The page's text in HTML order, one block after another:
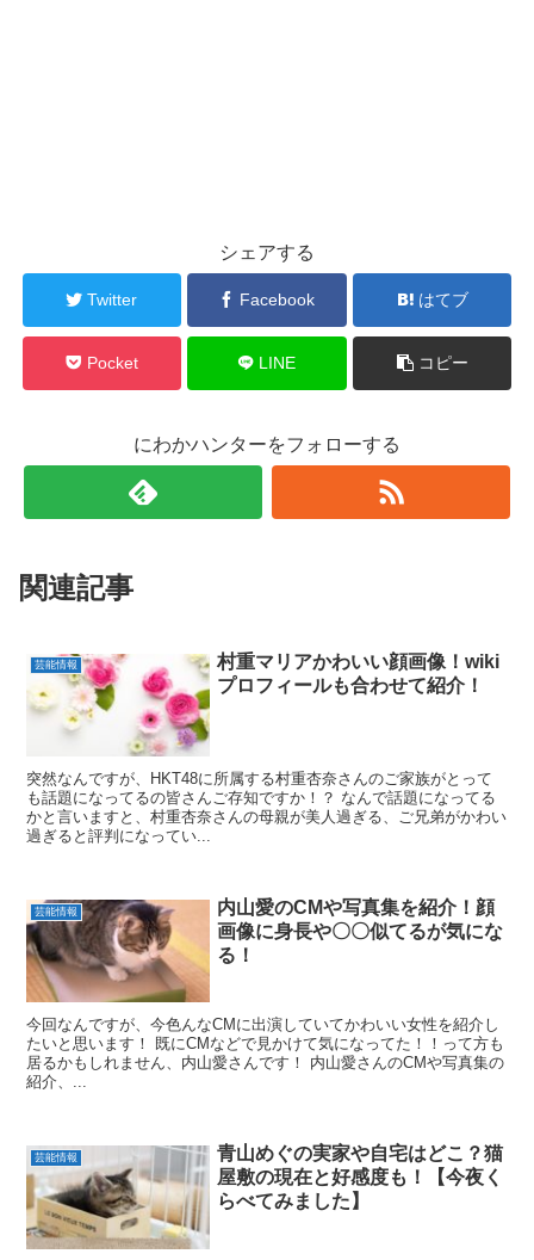
シェアする
Twitter Facebook はてブ
Pocket LINE コピー
にわかハンターをフォローする
関連記事
芸能情報
村重マリアかわいい顔画像！wiki
プロフィールも合わせて紹介！
突然なんですが、HKT48に所属する村重杏奈さんのご家族がとって
も話題になってるの皆さんご存知ですか！？ なんで話題になってる
かと言いますと、村重杏奈さんの母親が美人過ぎる、ご兄弟がかわい
過ぎると評判になってい...
芸能情報
内山愛のCMや写真集を紹介！顔
画像に身長や〇〇似てるが気にな
る！
今回なんですが、今色んなCMに出演していてかわいい女性を紹介し
たいと思います！ 既にCMなどで見かけて気になってた！！って方も
居るかもしれません、内山愛さんです！ 内山愛さんのCMや写真集の
紹介、...
芸能情報
青山めぐの実家や自宅はどこ？猫
屋敷の現在と好感度も！【今夜く
らべてみました】